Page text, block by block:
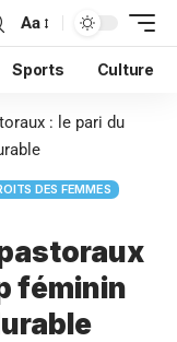
Aa
Sports Culture
: le pari du
DES FEMMES
féminin